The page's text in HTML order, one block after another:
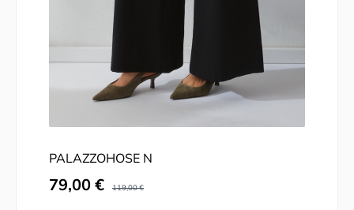
PALAZZOHOSE N
Verkaufspreis:
79,00 € Regulärer Preis:
119,00 €